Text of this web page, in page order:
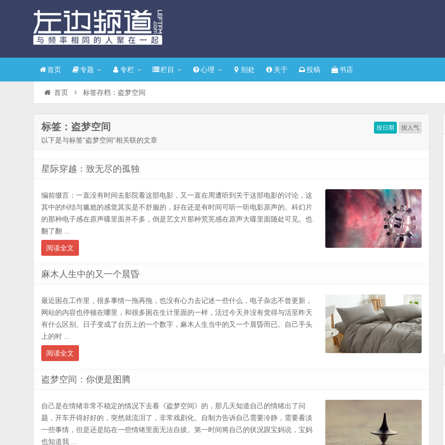
首页 专题 专栏 栏目 心理 别处 关于 投稿 书店
首页 标签存档：盗梦空间
按日期 按人气
标签：盗梦空间
以下是与标签“盗梦空间”相关联的文章
星际穿越：致无尽的孤独
编前缀言：一直没有时间去影院看这部电影，又一直在周遭听到关于这部电影的讨论，这
其中的纠结与尴尬的感觉其实是不舒服的，好在还是有时间可听一听电影原声的。科幻片
的那种电子感在原声碟里面并不多，倒是艺文片那种荒芜感在原声大碟里面随处可见。也
翻了翻 ...
阅读全文
麻木人生中的又一个晨昏
最近困在工作里，很多事情一拖再拖，也没有心力去记述一些什么，电子杂志不曾更新，
网站的内容也停顿在哪里，和很多困在生计里面的一样，活过今天并没有觉得与活至昨天
有什么区别。日子变成了台历上的一个数字，麻木人生当中的又一个晨昏而已。自己手头
上的时 ...
阅读全文
盗梦空间：你便是图腾
自己是在情绪非常不稳定的情况下去看《盗梦空间》的，那几天知道自己的情绪出了问
题，开车开得好好的，突然就流泪了，非常戏剧化。自制力告诉自己需要冷静，需要看淡
一些事情，但是还是陷在一些情绪里面无法自拔。第一时间将自己的状况跟宝妈说，宝妈
也知道我 ...